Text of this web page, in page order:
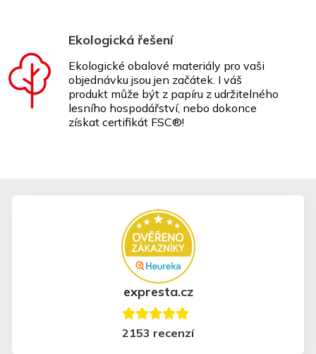
Ekologická řešení
Ekologické obalové materiály pro vaši
objednávku jsou jen začátek. I váš
produkt může být z papíru z udržitelného
lesního hospodářství, nebo dokonce
získat certifikát FSC®!
expresta.cz
2153 recenzí